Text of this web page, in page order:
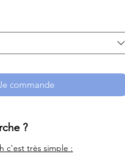
commande
?
c'est très simple :